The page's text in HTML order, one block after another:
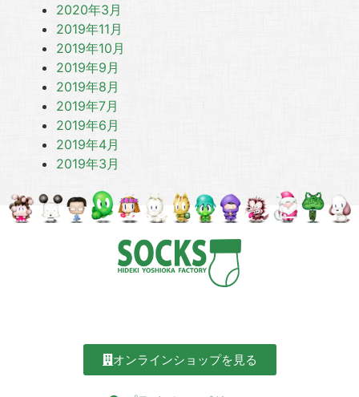
2020年3月
2019年11月
2019年10月
2019年9月
2019年8月
2019年7月
2019年6月
2019年4月
2019年3月
オンラインショップを見る